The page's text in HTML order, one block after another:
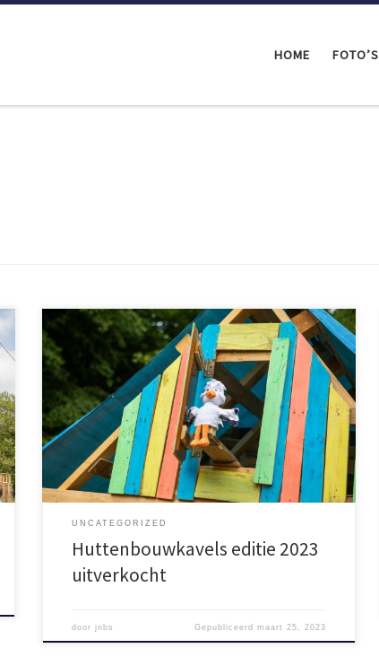
HOME FOTO’S
Wat ging dát snel! Na 17 minuten waren alle
bouwkavels van Huttenbouwspektakel 2023
uitverkocht. Dat betekent dat je geen nieuwe groepen
meer kunt inschrijven. Heb je je groep al
ingeschreven? Dan kun je wel anderen uitnodigen om
mee te doen met jouw groep, tot maximaal 8
kinderen per groep. Hiervoor […]
UNCATEGORIZED
Huttenbouwkavels editie 2023
uitverkocht
doorjnbs Gepubliceerd maart 25, 2023